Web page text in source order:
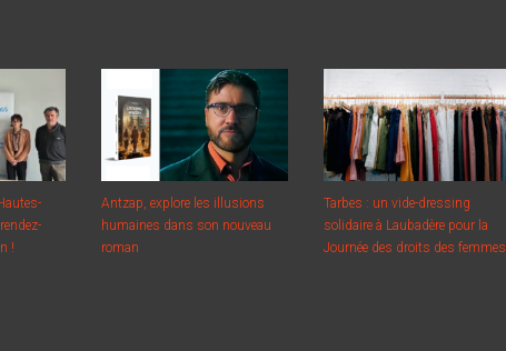
!
Antzap, explore les illusions
humaines dans son nouveau
roman
Tarbes : un vide-dressing
solidaire à Laubadère pour la
Journée des droits des femmes